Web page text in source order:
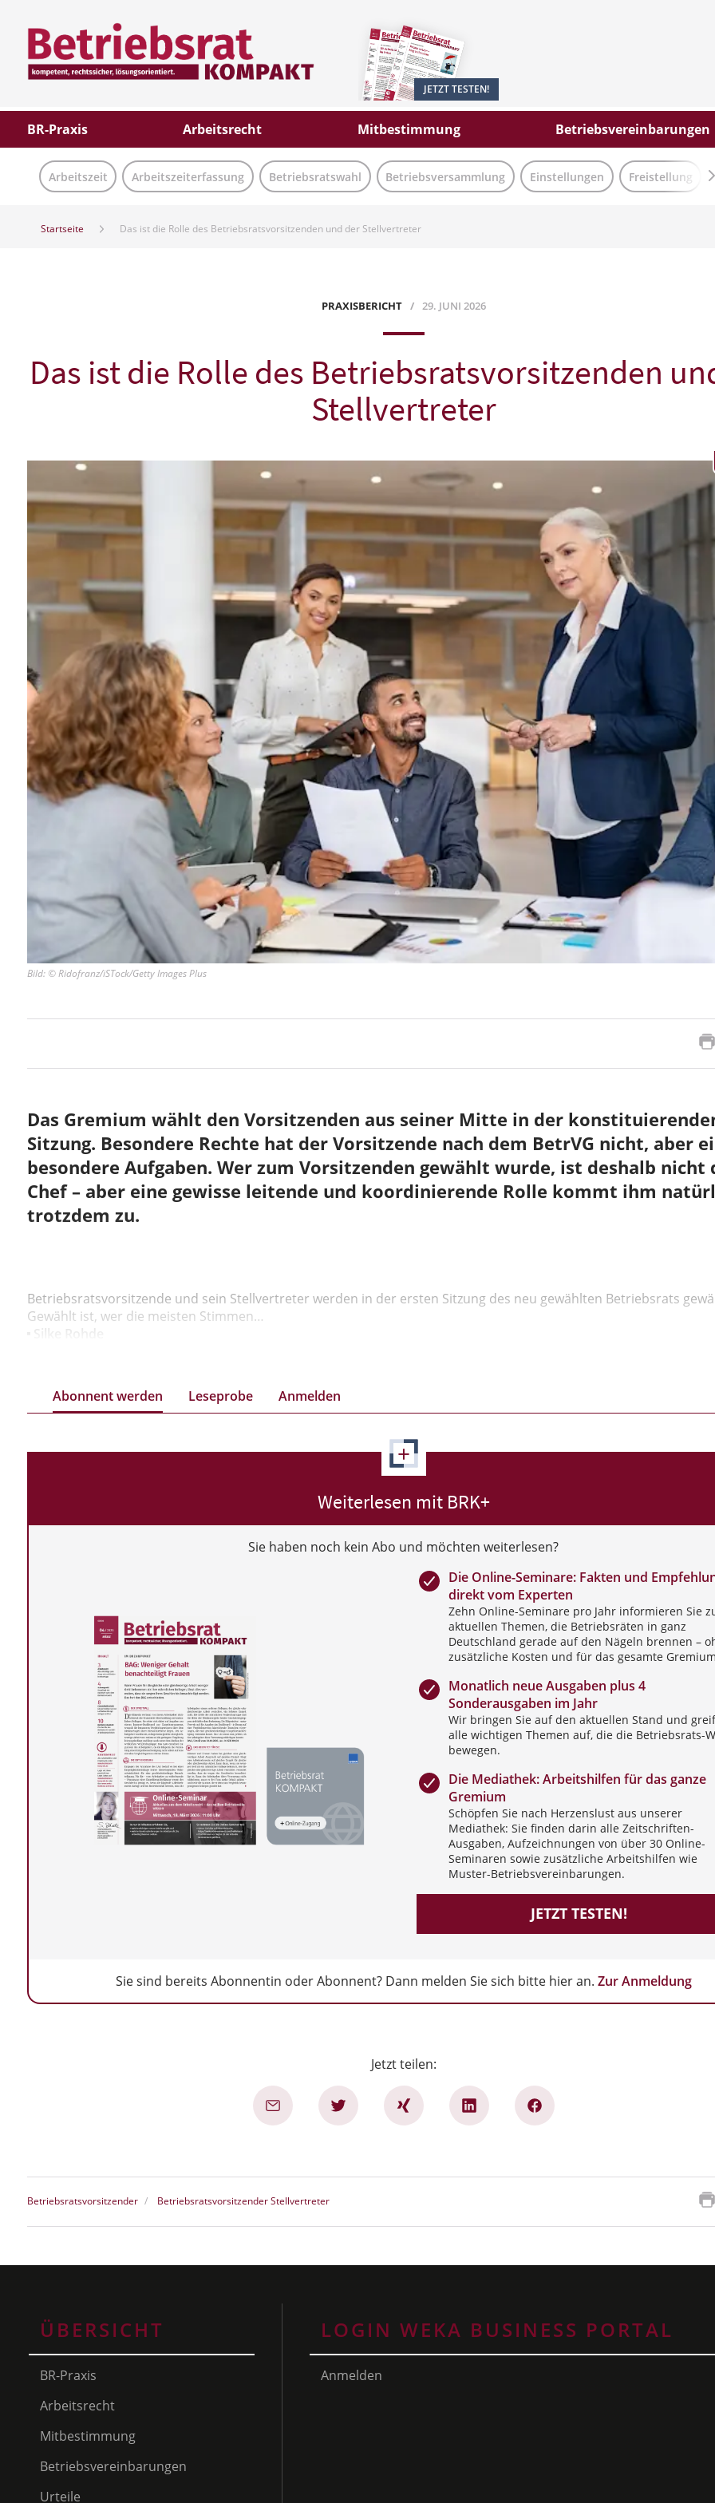
JETZT TESTEN!
BR-Praxis Arbeitsrecht Mitbestimmung Betriebsvereinbarungen
Arbeitszeit Arbeitszeiterfassung Betriebsratswahl Betriebsversammlung Einstellungen Freistellung
Startseite Das ist die Rolle des Betriebsratsvorsitzenden und der Stellvertreter
PRAXISBERICHT 29. JUNI 2026
Das ist die Rolle des Betriebsratsvorsitzenden
Stellvertreter
Bild: © Ridofranz/iSTock/Getty Images Plus
Das Gremium wählt den Vorsitzenden aus seiner Mitte in der
Sitzung. Besondere Rechte hat der Vorsitzende nach dem BetrVG nicht, aber
besondere Aufgaben. Wer zum Vorsitzenden gewählt wurde, ist deshalb nicht
Chef – aber eine gewisse leitende und koordinierende Rolle kommt ihm
trotzdem zu.
Betriebsratsvorsitzende und sein Stellvertreter werden in der ersten Sitzung des neu gewählten Betriebsrats
Gewählt ist, wer die meisten Stimmen…
Silke Rohde
Abonnent werden Leseprobe Anmelden
+
Weiterlesen mit BRK+
Sie haben noch kein Abo und möchten weiterlesen?
Die Online-Seminare: Fakten und
direkt vom Experten
Zehn Online-Seminare pro Jahr informieren Sie
aktuellen Themen, die Betriebsräten in ganz
Deutschland gerade auf den Nägeln brennen –
zusätzliche Kosten und für das gesamte
Monatlich neue Ausgaben plus 4
Sonderausgaben im Jahr
Wir bringen Sie auf den aktuellen Stand und
alle wichtigen Themen auf, die die Betriebsrats-
bewegen.
Die Mediathek: Arbeitshilfen für das ganze
Gremium
Schöpfen Sie nach Herzenslust aus unserer
Mediathek: Sie finden darin alle Zeitschriften-
Ausgaben, Aufzeichnungen von über 30 Online-
Seminaren sowie zusätzliche Arbeitshilfen wie
Muster-Betriebsvereinbarungen.
JETZT TESTEN!
Sie sind bereits Abonnentin oder Abonnent? Dann melden Sie sich bitte hier an. Zur Anmeldung
Jetzt teilen:
Betriebsratsvorsitzender Betriebsratsvorsitzender Stellvertreter
ÜBERSICHT
BR-Praxis
Arbeitsrecht
Mitbestimmung
Betriebsvereinbarungen
Urteile
LOGIN WEKA BUSINESS PORTAL
Anmelden